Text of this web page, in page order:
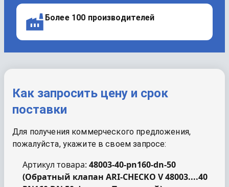
Более 100 производителей
Как запросить цену и срок
поставки
Для получения коммерческого предложения,
пожалуйста, укажите в своем запросе:
Артикул товара: 48003-40-pn160-dn-50
(Обратный клапан ARI-CHECKO V 48003....40